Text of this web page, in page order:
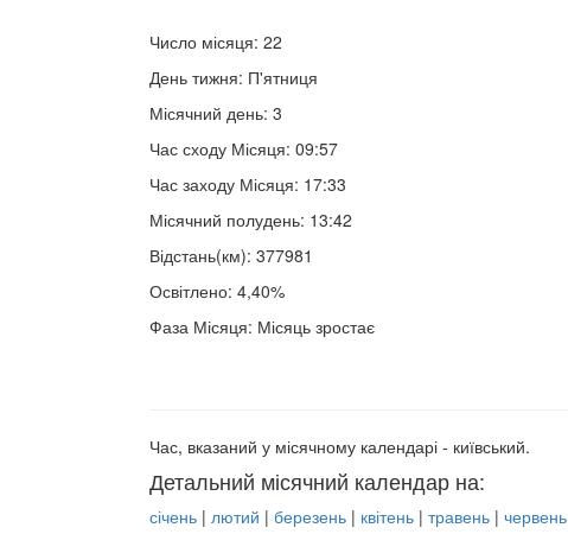
Число місяця: 22
День тижня: П'ятниця
Місячний день: 3
Час сходу Місяця: 09:57
Час заходу Місяця: 17:33
Місячний полудень: 13:42
Відстань(км): 377981
Освітлено: 4,40%
Фаза Місяця: Місяць зростає
Час, вказаний у місячному календарі - київський.
Детальний місячний календар на:
січень| лютий | березень| квітень| травень| червень